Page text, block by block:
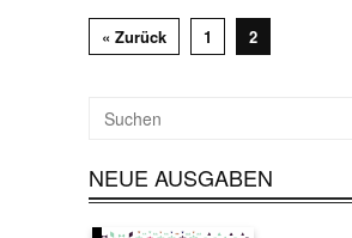
« Zurück 1 2
NEUE AUSGABEN